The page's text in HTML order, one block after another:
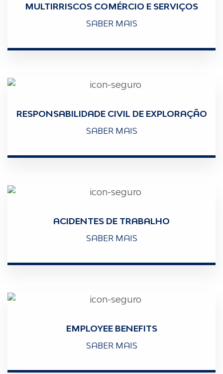
MULTIRRISCOS COMÉRCIO E SERVIÇOS
SABER MAIS
RESPONSABILIDADE CIVIL DE EXPLORAÇÃO
SABER MAIS
ACIDENTES DE TRABALHO
SABER MAIS
EMPLOYEE BENEFITS
SABER MAIS